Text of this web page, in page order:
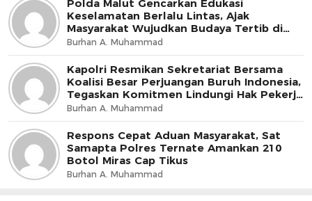
Polda Malut Gencarkan Edukasi
Keselamatan Berlalu Lintas, Ajak
Masyarakat Wujudkan Budaya Tertib di
Jalan
Burhan A. Muhammad
Kapolri Resmikan Sekretariat Bersama
Koalisi Besar Perjuangan Buruh Indonesia,
Tegaskan Komitmen Lindungi Hak Pekerja
dan Jaga Iklim Investasi
Burhan A. Muhammad
Respons Cepat Aduan Masyarakat, Sat
Samapta Polres Ternate Amankan 210
Botol Miras Cap Tikus
Burhan A. Muhammad